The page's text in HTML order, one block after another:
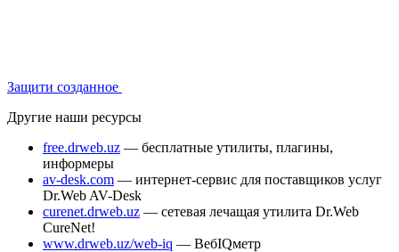
Защити созданное
Другие наши ресурсы
free.drweb.uz — бесплатные утилиты, плагины,
информеры
av-desk.com — интернет-сервис для поставщиков услуг
Dr.Web AV-Desk
curenet.drweb.uz — сетевая лечащая утилита Dr.Web
CureNet!
www.drweb.uz/web-iq — ВебIQметр